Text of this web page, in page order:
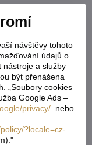
WhatsApp
E-
mail
produkt
návštěvy tohoto
údajů o
nástroje a služby
být přenášena
„Soubory cookies
Google Ads –
privacy/ nebo
?locale=cz-